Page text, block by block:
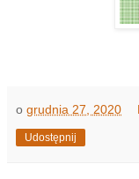
o grudnia 27, 2020
Udostępnij